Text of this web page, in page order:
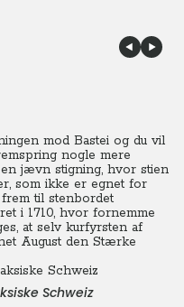
mod Bastei og du vil
nogle mere
jævn stigning, hvor stien
som ikke er egnet for
til stenbordet
i 1710, hvor fornemme
at selv kurfyrsten af
August den Stærke
Schweiz